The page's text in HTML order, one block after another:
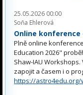
25.05.2026 00:00
Soňa Ehlerová
Online
Plně online
Education 2026"
Shaw-IAU
zapojit a časem i o
https://